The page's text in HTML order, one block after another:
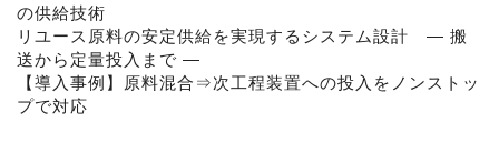
の供給技術
リユース原料の安定供給を実現するシステム設計 ― 搬
送から定量投入まで ―
【導入事例】原料混合⇒次工程装置への投入をノンストッ
プで対応